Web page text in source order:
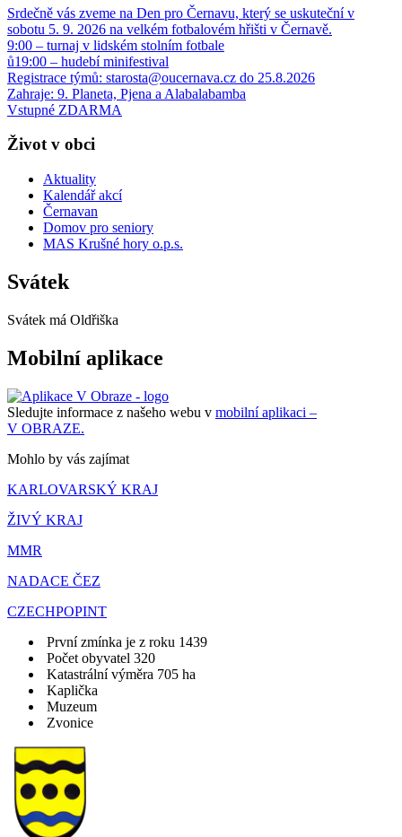
Srdečně vás zveme na Den pro Černavu, který se uskuteční v
sobotu 5. 9. 2026 na velkém fotbalovém hřišti v Černavě.
9:00 – turnaj v lidském stolním fotbale
ů19:00 – hudebí minifestival
Registrace týmů: starosta@oucernava.cz do 25.8.2026
Zahraje: 9. Planeta, Pjena a Alabalabamba
Vstupné ZDARMA
Život v obci
Aktuality
Kalendář akcí
Černavan
Domov pro seniory
MAS Krušné hory o.p.s.
Svátek
Svátek má Oldřiška
Mobilní aplikace
Sledujte informace z našeho webu v mobilní aplikaci –
V OBRAZE.
Mohlo by vás zajímat
KARLOVARSKÝ KRAJ
ŽIVÝ KRAJ
MMR
NADACE ČEZ
CZECHPOPINT
První zmínka je z roku 1439
Počet obyvatel 320
Katastrální výměra 705 ha
Kaplička
Muzeum
Zvonice